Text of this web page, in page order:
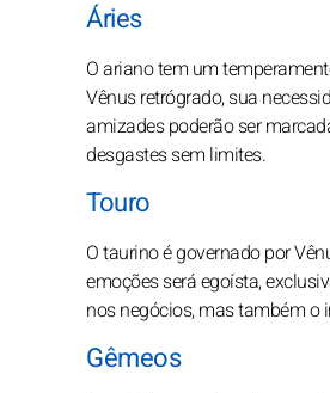
Áries
O ariano tem um
Vênus retrógrado, sua
amizades poderão ser
desgastes sem limites.
Touro
O taurino é governado por
emoções será egoísta,
nos negócios, mas também o
Gêmeos